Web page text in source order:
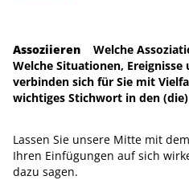
Assoziieren Welche
Welche Situationen,
verbinden sich für Sie mit
wichtiges Stichwort in den
Lassen Sie unsere Mitte mit
Ihren Einfügungen auf sich
dazu sagen.